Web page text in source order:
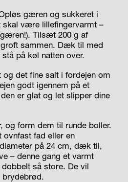
gæren og sukkeret i
skal være lillefingervarmt –
Tilsæt 200 g af
sammen. Dæk til med
på køl natten over.
og det fine salt i fordejen om
godt igennem på et
er glat og let slipper dine
og form dem til runde boller.
ovnfast fad eller en
på 24 cm, dæk til,
– denne gang et varmt
så store. De vil